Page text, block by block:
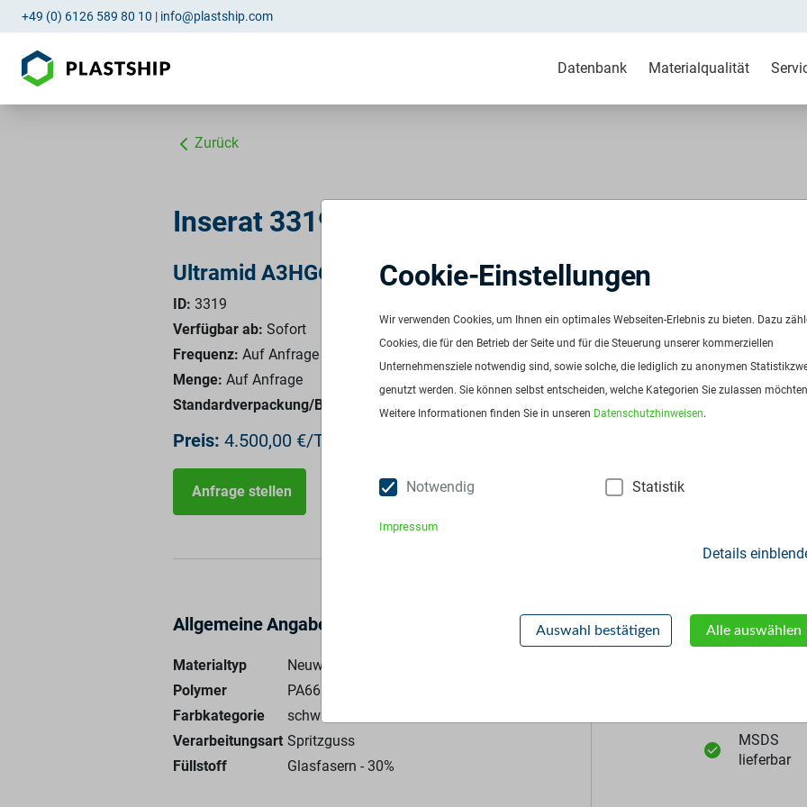
+49 (0) 6126 589 80 10 | info@plastship.com
Datenbank Materialqualität
Zurück
Inserat 3319: PA66 GF30 schwarz
Ultramid A3HG6 Schwarz / PA66 GF30 2016
ID: 3319
Verfügbar ab: Sofort
Frequenz: Auf Anfrage
Menge: Auf Anfrage
Standardverpackung/Bereitstellungsart:
25kg-Säcke
Preis: 4.500,00 €/T
Anfrage stellen
Allgemeine Angaben
Materialtyp
Neuware
Polymer
PA66 - 100%
Farbkategorie
schwarz
Verarbeitungsart Spritzguss
Füllstoff
Glasfasern -30%
Zusätzliche
MSDS
lieferbar
Cookie-Einstellungen
Wir verwenden Cookies, um Ihnen ein optimales Webseiten-Erlebnis zu bieten. Dazu
Cookies, die für den Betrieb der Seite und für die Steuerung unserer kommerziellen
Unternehmensziele notwendig sind, sowie solche, die lediglich zu anonymen
genutzt werden. Sie können selbst entscheiden, welche Kategorien Sie zulassen
Weitere Informationen finden Sie in unseren Datenschutzhinweisen.
Notwendig Statistik
Impressum
Details
Auswahl bestätigen Alle auswählen